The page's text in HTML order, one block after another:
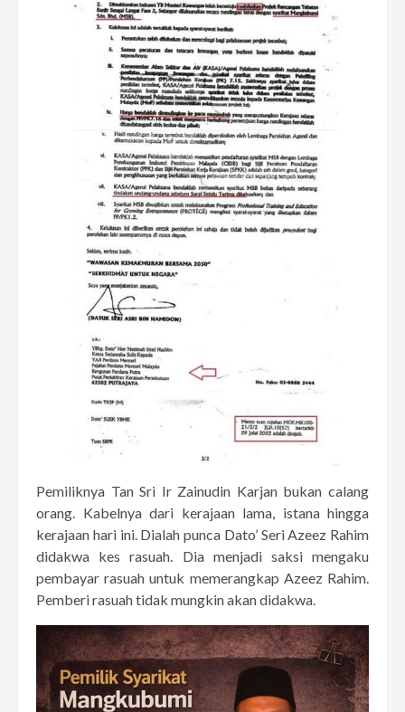
Pemiliknya Tan Sri Ir Zainudin Karjan bukan calang
orang. Kabelnya dari kerajaan lama, istana hingga
kerajaan hari ini. Dialah punca Dato’ Seri Azeez Rahim
didakwa kes rasuah. Dia menjadi saksi mengaku
pembayar rasuah untuk memerangkap Azeez Rahim.
Pemberi rasuah tidak mungkin akan didakwa.